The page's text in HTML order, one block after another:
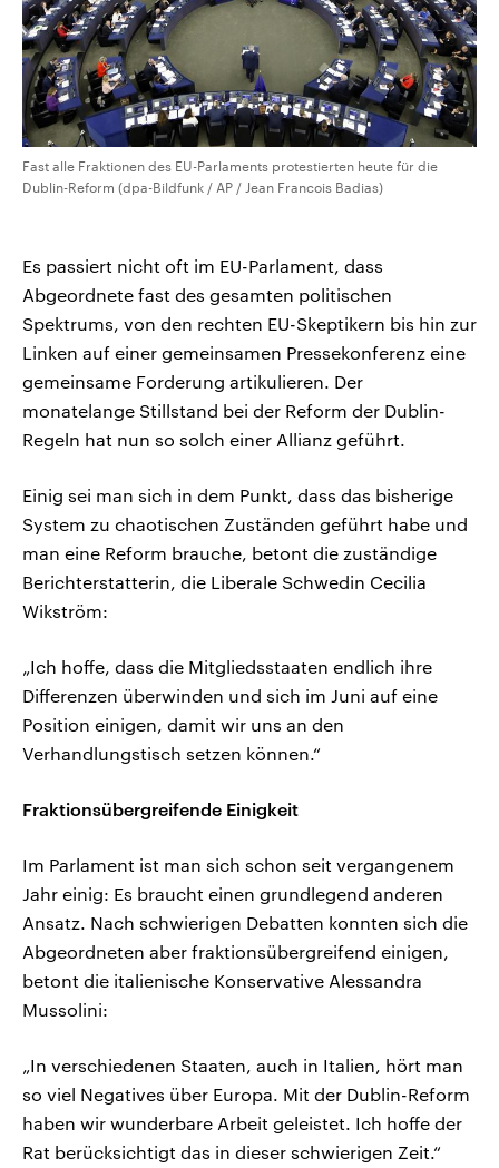
Fast alle Fraktionen des EU-Parlaments protestierten heute für die
Dublin-Reform (dpa-Bildfunk / AP / Jean Francois Badias)
Es passiert nicht oft im EU-Parlament, dass
Abgeordnete fast des gesamten politischen
Spektrums, von den rechten EU-Skeptikern bis hin zur
Linken auf einer gemeinsamen Pressekonferenz eine
gemeinsame Forderung artikulieren. Der
monatelange Stillstand bei der Reform der Dublin-
Regeln hat nun so solch einer Allianz geführt.
Einig sei man sich in dem Punkt, dass das bisherige
System zu chaotischen Zuständen geführt habe und
man eine Reform brauche, betont die zuständige
Berichterstatterin, die Liberale Schwedin Cecilia
Wikström:
„Ich hoffe, dass die Mitgliedsstaaten endlich ihre
Differenzen überwinden und sich im Juni auf eine
Position einigen, damit wir uns an den
Verhandlungstisch setzen können.“
Fraktionsübergreifende Einigkeit
Im Parlament ist man sich schon seit vergangenem
Jahr einig: Es braucht einen grundlegend anderen
Ansatz. Nach schwierigen Debatten konnten sich die
Abgeordneten aber fraktionsübergreifend einigen,
betont die italienische Konservative Alessandra
Mussolini:
„In verschiedenen Staaten, auch in Italien, hört man
so viel Negatives über Europa. Mit der Dublin-Reform
haben wir wunderbare Arbeit geleistet. Ich hoffe der
Rat berücksichtigt das in dieser schwierigen Zeit.“